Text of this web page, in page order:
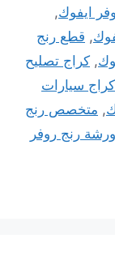
ايفوك,
, قطع رنج
, كراج تصليح
كراج سيارات
, متخصص رنج
ورشة رنج روفر